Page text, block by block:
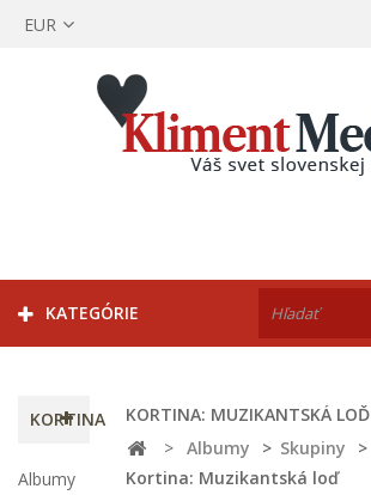
EUR
KATEGÓRIE
KORTINA
Albumy
KORTINA: MUZIKANTSKÁ LOĎ
>
Albumy > Skupiny >
Kortina: Muzikantská loď